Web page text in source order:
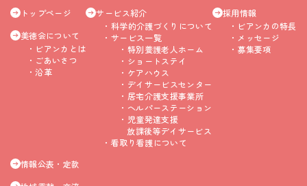
トップページ
美徳会について
ビアンカとは
ごあいさつ
沿革
サービス紹介
科学的介護づくりについて
サービス一覧
特別養護老人ホーム
ショートステイ
ケアハウス
デイサービスセンター
居宅介護支援事業所
ヘルパーステーション
児童発達支援
放課後等デイサービス
看取り看護について
採用情報
ビアンカの特長
メッセージ
募集要項
情報公表・定款